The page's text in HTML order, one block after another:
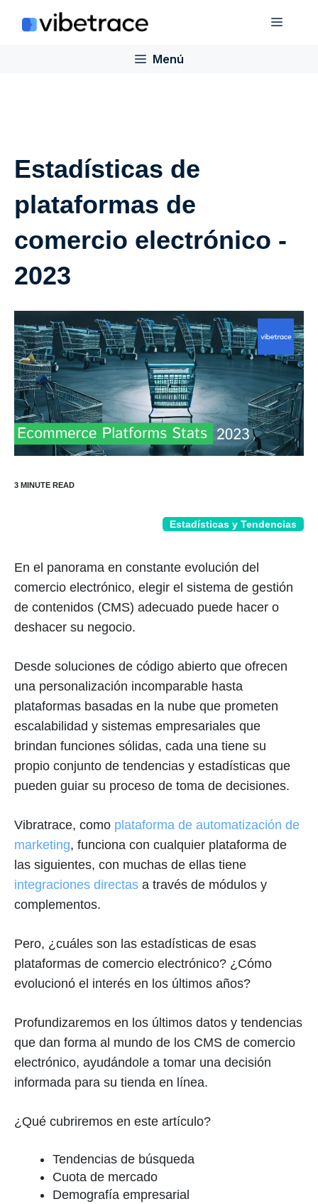
Menú
Menú
Estadísticas de
plataformas de
comercio electrónico -
2023
Estadísticas y Tendencias
En el panorama en constante evolución del
comercio electrónico, elegir el sistema de gestión
de contenidos (CMS) adecuado puede hacer o
deshacer su negocio.
Desde soluciones de código abierto que ofrecen
una personalización incomparable hasta
plataformas basadas en la nube que prometen
escalabilidad y sistemas empresariales que
brindan funciones sólidas, cada una tiene su
propio conjunto de tendencias y estadísticas que
pueden guiar su proceso de toma de decisiones.
Vibratrace, como plataforma de automatización de
marketing, funciona con cualquier plataforma de
las siguientes, con muchas de ellas tiene
integraciones directas a través de módulos y
complementos.
Pero, ¿cuáles son las estadísticas de esas
plataformas de comercio electrónico? ¿Cómo
evolucionó el interés en los últimos años?
Profundizaremos en los últimos datos y tendencias
que dan forma al mundo de los CMS de comercio
electrónico, ayudándole a tomar una decisión
informada para su tienda en línea.
¿Qué cubriremos en este artículo?
Tendencias de búsqueda
Cuota de mercado
Demografía empresarial